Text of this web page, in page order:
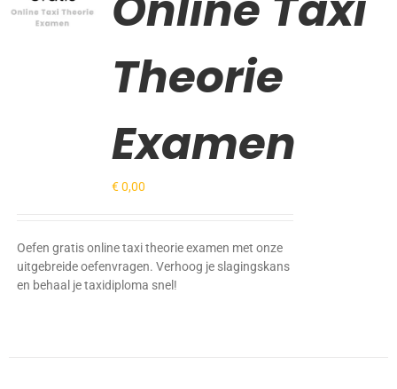
DETAILS
Theorie
Examen
€0,00
Oefen gratis online taxi theorie examen met onze
uitgebreide oefenvragen. Verhoog je slagingskans
en behaal je taxidiploma snel!